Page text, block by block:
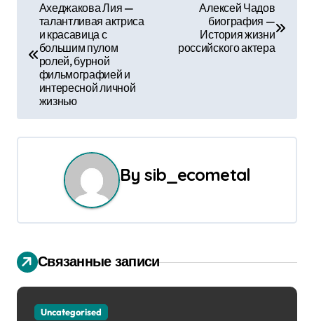
в
г
а
п
о
Ахеджакова Лия —
талантливая актриса
и красавица с
большим пулом
ролей, бурной
фильмографией и
интересной личной
жизнью
Алексей Чадов
биография —
История жизни
российского актера
Bysib_ecometal
Связанные записи
Uncategorised